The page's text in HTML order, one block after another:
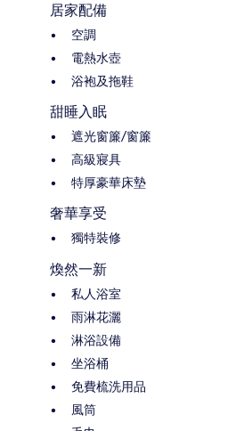
居家配備
空調
電熱水壺
浴袍及拖鞋
甜睡入眠
遮光窗簾/窗簾
高級寢具
特厚豪華床墊
奢華享受
獨特裝修
煥然一新
私人浴室
雨淋花灑
淋浴設備
坐浴桶
免費梳洗用品
風筒